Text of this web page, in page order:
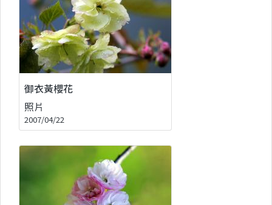
御衣黃櫻花
照片
2007/04/22